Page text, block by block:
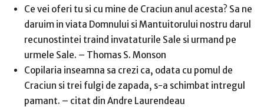
Ce vei oferi tu si cu mine de Craciun anul acesta? Sa ne
daruim in viata Domnului si Mantuitorului nostru darul
recunostintei traind invataturile Sale si urmand pe
urmele Sale. – Thomas S. Monson
Copilaria inseamna sa crezi ca, odata cu pomul de
Craciun si trei fulgi de zapada, s-a schimbat intregul
pamant. – citat din Andre Laurendeau